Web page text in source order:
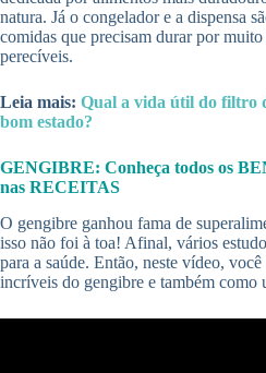
natura. Já o congelador e a dispensa
comidas que precisam durar por
perecíveis.
Leia mais: Qual a vida útil do filtro
bom estado?
GENGIBRE: Conheça todos os
nas RECEITAS
O gengibre ganhou fama de
isso não foi à toa! Afinal, vários
para a saúde. Então, neste vídeo,
incríveis do gengibre e também como